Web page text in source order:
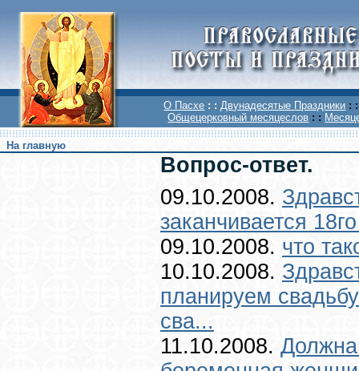
О Пасхе : :Двунадесятые Праздники : :
Общецерковный месяцеслов : :
На главную
Вопрос-ответ.
09.10.2008.
заканчивается
09.10.2008. что
10.10.2008.
планируем
сва...
11.10.2008.